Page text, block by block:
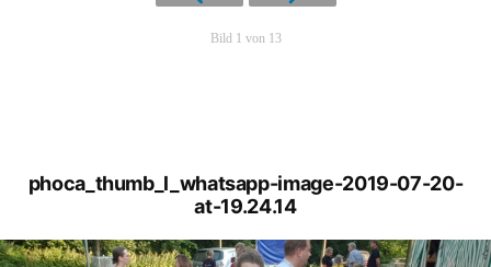
Bild 1 von 13
phoca_thumb_l_whatsapp-image-2019-07-20-
at-19.24.14